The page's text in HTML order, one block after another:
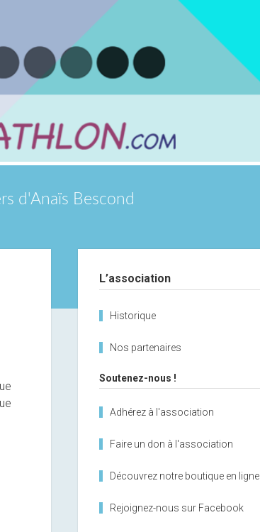
d'Anaïs Bescond
L’association
Historique
Nos partenaires
Soutenez-nous !
Adhérez à l'association
Faire un don à l'association
Découvrez notre boutique en ligne
Rejoignez-nous sur Facebook